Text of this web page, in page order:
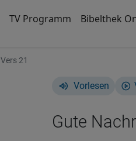
TV Programm Bibelthek
Vers 21
Vorlesen
Gute